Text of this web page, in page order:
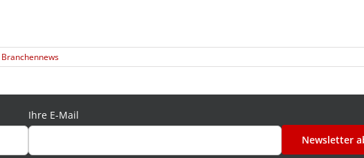
Branchennews
Ihre E-Mail